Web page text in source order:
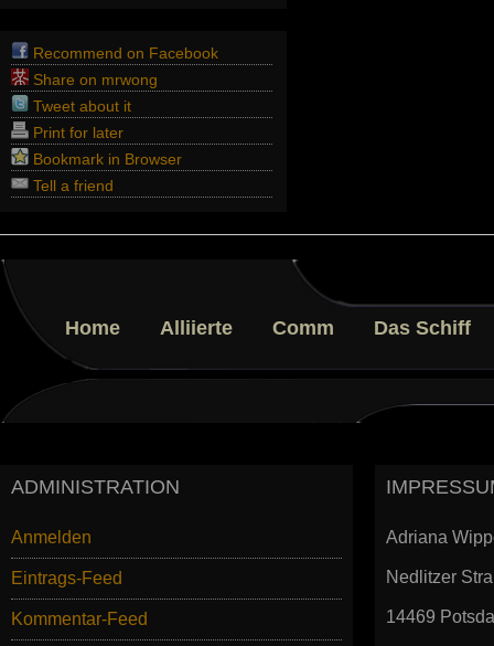
Recommend on Facebook
Share on mrwong
Tweet about it
Print for later
Bookmark in Browser
Tell a friend
Home Alliierte Comm Das Schiff
ADMINISTRATION
Anmelden
Eintrags-Feed
Kommentar-Feed
Adriana
Nedlitzer
14469